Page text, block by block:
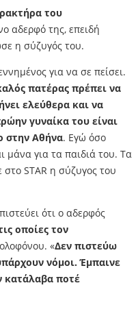
του
αδερφό της, επειδή
η σύζυγός του.
για να σε πείσει.
πατέρας πρέπει να
ελεύθερα και να
γυναίκα του είναι
στην Αθήνα. Εγώ όσο
μάνα για τα παιδιά του. Τα
STAR η σύζυγος του
ότι ο αδερφός
οποίες τον
«Δεν πιστεύω
νόμοι. Έμπαινε
κατάλαβα ποτέ